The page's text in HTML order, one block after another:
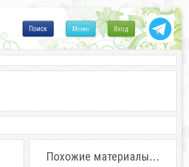
Вход
Меню
Поиск
Похожие материалы...